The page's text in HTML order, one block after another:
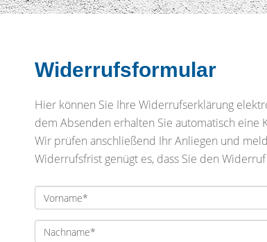
Widerrufsformular
Hier können Sie Ihre Widerrufserklärung
dem Absenden erhalten Sie automatisch eine
Wir prüfen anschließend Ihr Anliegen und
Widerrufsfrist genügt es, dass Sie den